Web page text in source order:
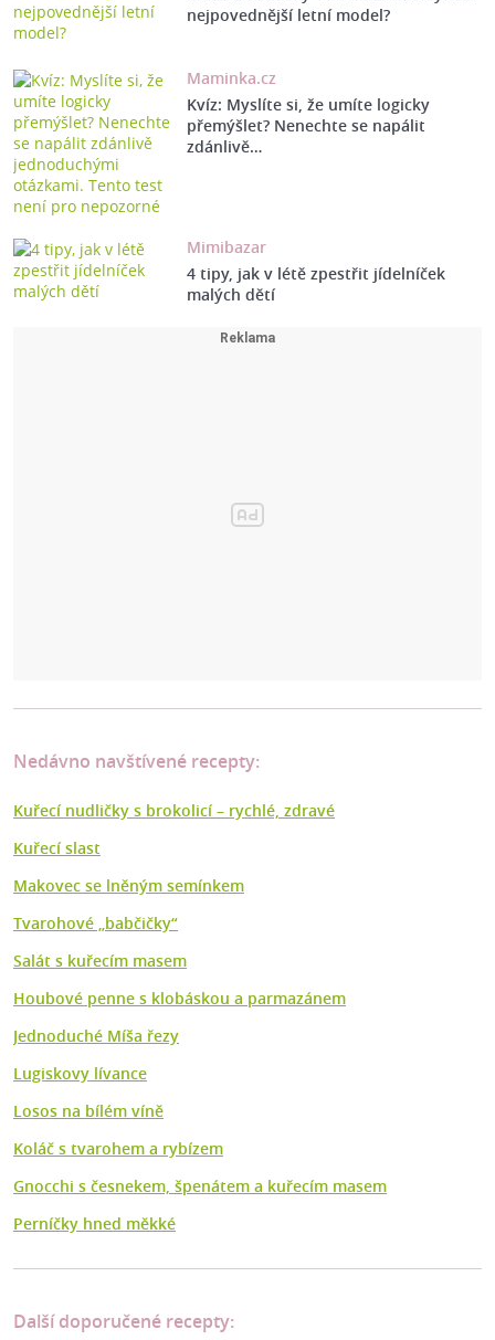
nejpovednější letní model?
Maminka.cz
Kvíz: Myslíte si, že umíte logicky
přemýšlet? Nenechte se napálit
zdánlivě…
Mimibazar
4 tipy, jak v létě zpestřit jídelníček
malých dětí
Nedávno navštívené recepty:
Kuřecí nudličky s brokolicí –⁠ rychlé, zdravé
Kuřecí slast
Makovec se lněným semínkem
Tvarohové „babčičky“
Salát s kuřecím masem
Houbové penne s klobáskou a parmazánem
Jednoduché Míša řezy
Lugiskovy lívance
Losos na bílém víně
Koláč s tvarohem a rybízem
Gnocchi s česnekem, špenátem a kuřecím masem
Perníčky hned měkké
Další doporučené recepty: